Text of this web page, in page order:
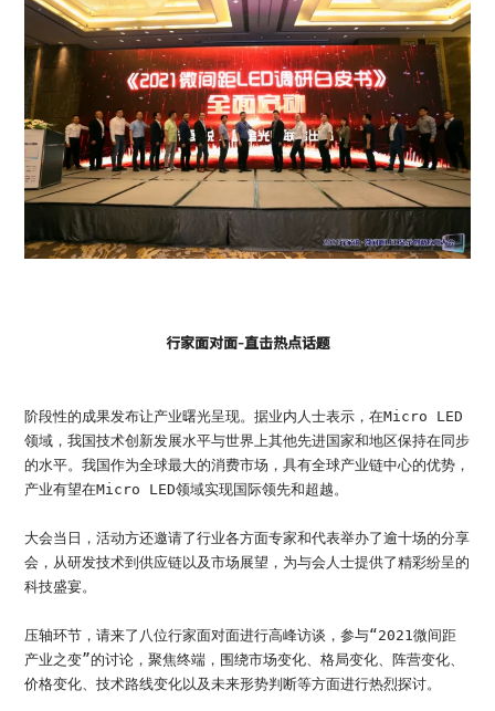
行家面对面-直击热点话题
阶段性的成果发布让产业曙光呈现。据业内人士表示，在Micro LED
领域，我国技术创新发展水平与世界上其他先进国家和地区保持在同步
的水平。我国作为全球最大的消费市场，具有全球产业链中心的优势，
产业有望在Micro LED领域实现国际领先和超越。
大会当日，活动方还邀请了行业各方面专家和代表举办了逾十场的分享
会，从研发技术到供应链以及市场展望，为与会人士提供了精彩纷呈的
科技盛宴。
压轴环节，请来了八位行家面对面进行高峰访谈，参与“2021微间距
产业之变”的讨论，聚焦终端，围绕市场变化、格局变化、阵营变化、
价格变化、技术路线变化以及未来形势判断等方面进行热烈探讨。